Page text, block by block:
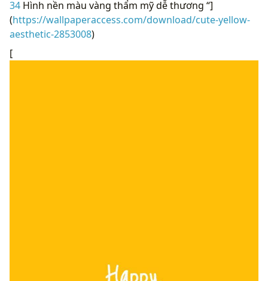
34 Hình nền màu vàng thẩm mỹ dễ thương “]
(https://wallpaperaccess.com/download/cute-yellow-
aesthetic-2853008)
[